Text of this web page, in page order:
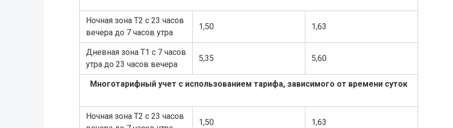
Ночная зона Т2 с 23 часов
вечера до 7 часов утра
1,50 1,63
Дневная зона Т1 с 7 часов
утра до 23 часов вечера
5,35 5,60
Многотарифный учет с использованием тарифа, зависимого от времени суток
Ночная зона Т2 с 23 часов
1,50 1,63